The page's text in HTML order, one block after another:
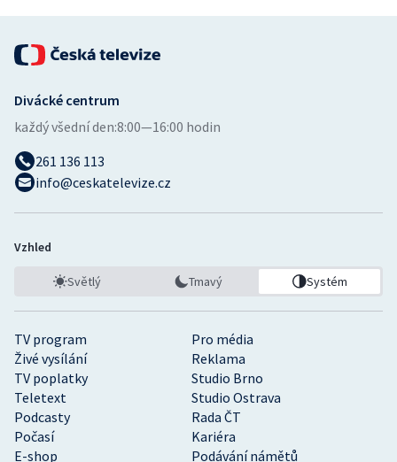
TV program
Pro média
Živé vysílání
Reklama
TV poplatky
Studio Brno
Teletext
Studio Ostrava
Podcasty
Rada ČT
Počasí
Kariéra
E-shop
Podávání námětů
Divácké centrum
každý všední den:8:00—16:00 hodin
261 136 113
info@ceskatelevize.cz
Vzhled
Světlý Tmavý Systém